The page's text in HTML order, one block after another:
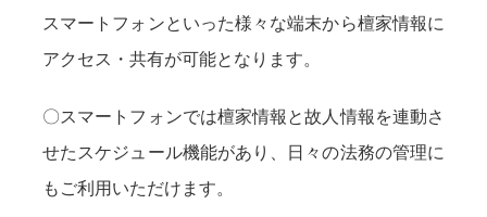
スマートフォンといった様々な端末から檀家情報に
アクセス・共有が可能となります。
〇スマートフォンでは檀家情報と故人情報を連動さ
せたスケジュール機能があり、日々の法務の管理に
もご利用いただけます。